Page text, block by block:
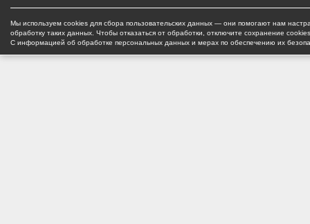
Мы используем cookies для сбора пользовательских данных — они помогают нам
обработку таких данных. Чтобы отказаться от обработки, отключите сохранение
С информацией об обработке персональных данных и мерах по обеспечению их